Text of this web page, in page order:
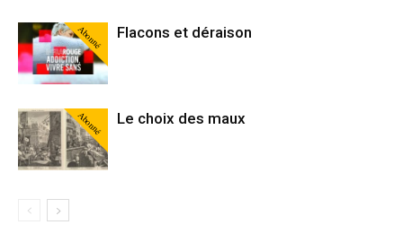
Abonné Flacons et déraison
Abonné Le choix des maux